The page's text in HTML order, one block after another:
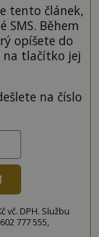
tento článek,
Během
opíšete do
tlačítko jej
na číslo
vč. DPH. Službu
777 555,